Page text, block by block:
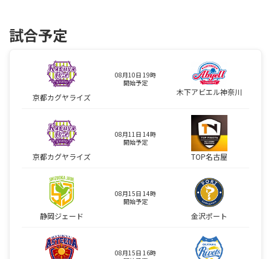
試合予定
京都カグヤライズ
08月10日 19時
開始予定
木下アビエル神奈川
京都カグヤライズ
08月11日 14時
開始予定
TOP名古屋
静岡ジェード
08月15日 14時
開始予定
金沢ポート
08月15日 16時